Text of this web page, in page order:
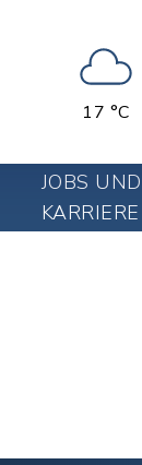
17 °C
JOBS UND
KARRIERE